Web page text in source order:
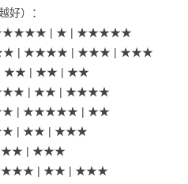
好）：
★★★★★ | ★ | ★★★★★
| ★★★★ | ★★★ | ★★★
| ★★ | ★★ | ★★
★★★ | ★★ | ★★★★
| ★★★★★ | ★★
| ★★ | ★★★
★★ | ★★★
| ★★★★ | ★★ | ★★★